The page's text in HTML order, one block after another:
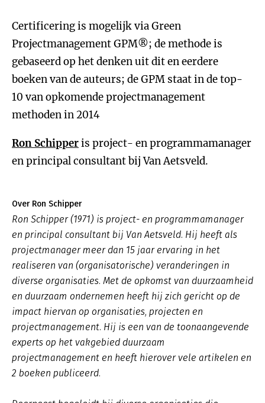
Certificering is mogelijk via Green
Projectmanagement GPM®; de methode is
gebaseerd op het denken uit dit en eerdere
boeken van de auteurs; de GPM staat in de top-
10 van opkomende projectmanagement
methoden in 2014
Ron Schipperis project- en programmamanager
en principal consultant bij Van Aetsveld.
Over Ron Schipper
Ron Schipper (1971) is project- en programmamanager
en principal consultant bij Van Aetsveld. Hij heeft als
projectmanager meer dan 15 jaar ervaring in het
realiseren van (organisatorische) veranderingen in
diverse organisaties. Met de opkomst van duurzaamheid
en duurzaam ondernemen heeft hij zich gericht op de
impact hiervan op organisaties, projecten en
projectmanagement. Hij is een van de toonaangevende
experts op het vakgebied duurzaam
projectmanagement en heeft hierover vele artikelen en
2 boeken publiceerd.